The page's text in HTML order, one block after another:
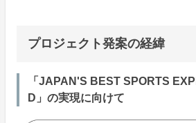
プロジェクト発案の経緯
「JAPAN'S BEST SPORTS
D」の実現に向けて